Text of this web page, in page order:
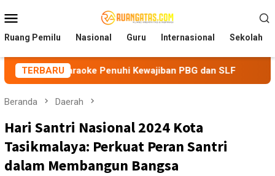
ke
kontenMobile
Ruang Pemilu Nasional Guru Internasional Sekolah
TERBARU
Penuhi Kewajiban PBG dan SLF BEM Nusantara
Beranda Daerah
Hari Santri Nasional 2024 Kota
Tasikmalaya: Perkuat Peran Santri
dalam Membangun Bangsa